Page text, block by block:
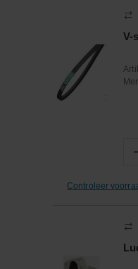
V-
Controleer